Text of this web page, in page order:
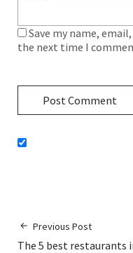
Save my name,
the next time I
Previous Post
The 5 best restaurants